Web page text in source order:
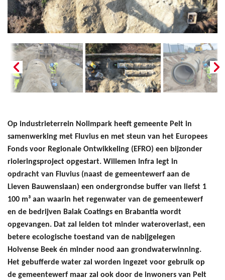
Op industrieterrein Nolimpark heeft gemeente Pelt in
samenwerking met Fluvius en met steun van het Europees
Fonds voor Regionale Ontwikkeling (EFRO) een bijzonder
rioleringsproject opgestart. Willemen Infra legt in
opdracht van Fluvius (naast de gemeentewerf aan de
Lieven Bauwenslaan) een ondergrondse buffer van liefst 1
100 m³ aan waarin het regenwater van de gemeentewerf
en de bedrijven Balak Coatings en Brabantia wordt
opgevangen. Dat zal leiden tot minder wateroverlast, een
betere ecologische toestand van de nabijgelegen
Holvense Beek én minder nood aan grondwaterwinning.
Het gebufferde water zal worden ingezet voor gebruik op
de gemeentewerf maar zal ook door de inwoners van Pelt